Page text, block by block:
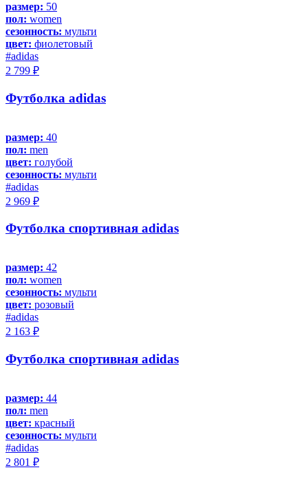
размер: 50
пол: women
сезонность: мульти
цвет: фиолетовый
#adidas
2 799 ₽
Футболка adidas
размер: 40
пол: men
цвет: голубой
сезонность: мульти
#adidas
2 969 ₽
Футболка спортивная adidas
размер: 42
пол: women
сезонность: мульти
цвет: розовый
#adidas
2 163 ₽
Футболка спортивная adidas
размер: 44
пол: men
цвет: красный
сезонность: мульти
#adidas
2 801 ₽